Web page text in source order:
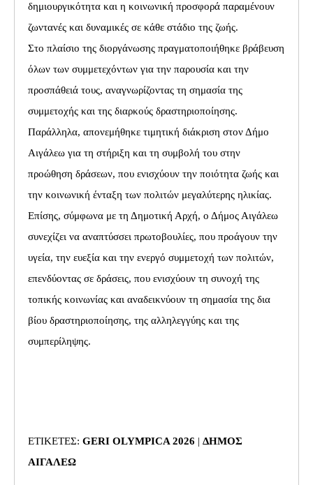
δημιουργικότητα και η κοινωνική προσφορά παραμένουν
ζωντανές και δυναμικές σε κάθε στάδιο της ζωής.
Στο πλαίσιο της διοργάνωσης πραγματοποιήθηκε βράβευση
όλων των συμμετεχόντων για την παρουσία και την
προσπάθειά τους, αναγνωρίζοντας τη σημασία της
συμμετοχής και της διαρκούς δραστηριοποίησης.
Παράλληλα, απονεμήθηκε τιμητική διάκριση στον Δήμο
Αιγάλεω για τη στήριξη και τη συμβολή του στην
προώθηση δράσεων, που ενισχύουν την ποιότητα ζωής και
την κοινωνική ένταξη των πολιτών μεγαλύτερης ηλικίας.
Επίσης, σύμφωνα με τη Δημοτική Αρχή, ο Δήμος Αιγάλεω
συνεχίζει να αναπτύσσει πρωτοβουλίες, που προάγουν την
υγεία, την ευεξία και την ενεργό συμμετοχή των πολιτών,
επενδύοντας σε δράσεις, που ενισχύουν τη συνοχή της
τοπικής κοινωνίας και αναδεικνύουν τη σημασία της δια
βίου δραστηριοποίησης, της αλληλεγγύης και της
συμπερίληψης.
ΕΤΙΚΕΤΕΣ: GERI OLYMPICA 2026 | ΔΗΜΟΣ
ΑΙΓΑΛΕΩ